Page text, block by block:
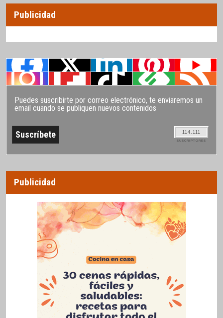
Publicidad
Puedes suscribirte por correo electrónico, te enviaremos un
email cuando se publiquen nuevos contenidos
114.111
SUSCRIPTORES
Publicidad